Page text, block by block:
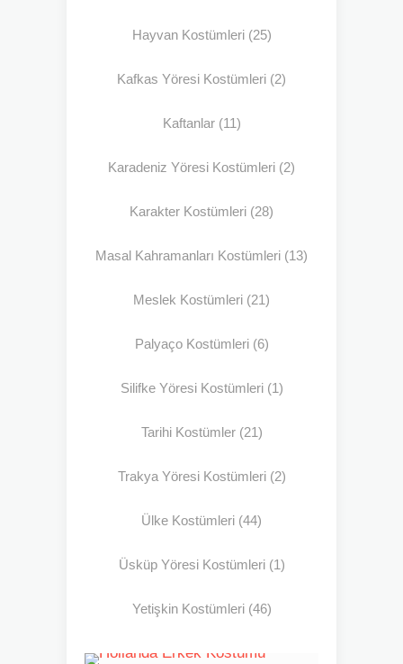
Hayvan Kostümleri (25)
Kafkas Yöresi Kostümleri (2)
Kaftanlar (11)
Karadeniz Yöresi Kostümleri (2)
Karakter Kostümleri (28)
Masal Kahramanları Kostümleri (13)
Meslek Kostümleri (21)
Palyaço Kostümleri (6)
Silifke Yöresi Kostümleri (1)
Tarihi Kostümler (21)
Trakya Yöresi Kostümleri (2)
Ülke Kostümleri (44)
Üsküp Yöresi Kostümleri (1)
Yetişkin Kostümleri (46)